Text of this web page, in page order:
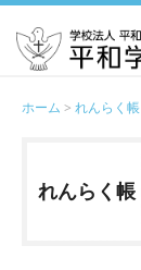
ホーム > れんらく帳
れんらく帳